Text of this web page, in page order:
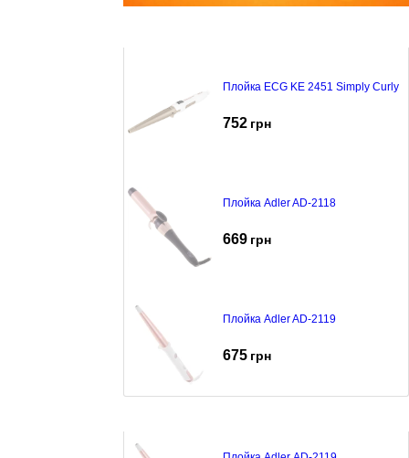
Плойка ECG KE 2451 Simply Curly
752 грн
Плойка Adler AD-2118
669 грн
Плойка Adler AD-2119
675 грн